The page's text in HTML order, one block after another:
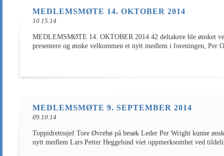
MEDLEMSMØTE 14. OKTOBER 2014
10.15.14
MEDLEMSMØTE 14. OKTOBER 2014 42 deltakere ble ønsket
presentere og ønske velkommen et nytt medlem i foreningen, Per
MEDLEMSMØTE 9. SEPTEMBER 2014
09.10.14
Toppidrettssjef Tore Øvrebø på besøk Leder Per Wright kunne
nytt medlem Lars Petter Heggelund viet oppmerksomhet ved